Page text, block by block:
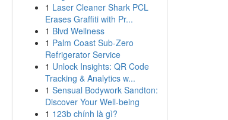
1 Laser Cleaner Shark PCL
Erases Graffiti with Pr...
1 Blvd Wellness
1 Palm Coast Sub-Zero
Refrigerator Service
1 Unlock Insights: QR Code
Tracking & Analytics w...
1 Sensual Bodywork Sandton:
Discover Your Well-being
1 123b chính là gì?